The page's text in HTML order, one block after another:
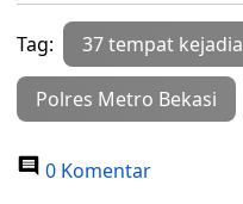
Tag: 37 tempat
Polres Metro Bekasi
0 Komentar